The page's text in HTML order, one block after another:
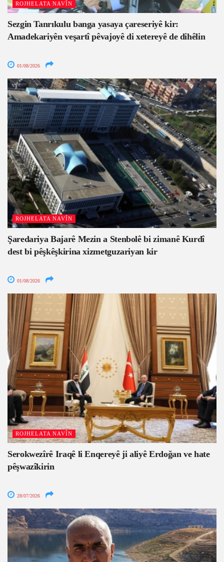
ROJHELATA NAVÎN
Sezgin Tanrıkulu banga yasaya çareseriyê kir:
Amadekariyên veşartî pêvajoyê di xetereyê de dihêlin
01/08/2026
ROJHELATA NAVÎN
Şaredariya Bajarê Mezin a Stenbolê bi zimanê Kurdî
dest bi pêşkêşkirina xizmetguzariyan kir
01/08/2026
ROJHELATA NAVÎN
Serokwezîrê Iraqê li Enqereyê ji aliyê Erdoğan ve hate
pêşwazîkirin
28/07/2026